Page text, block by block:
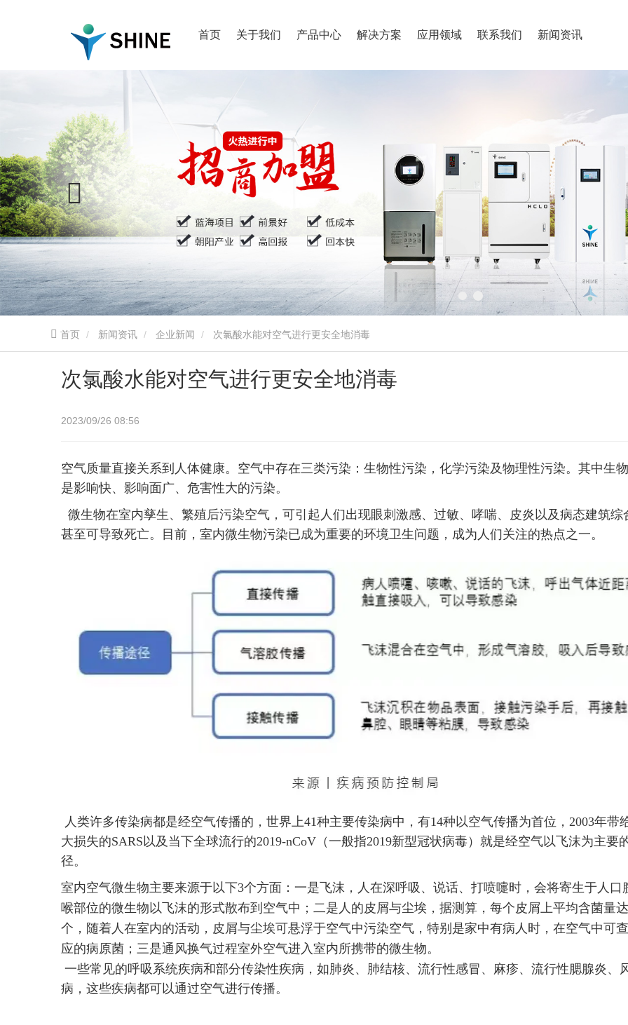
首页 关于我们 产品中心 解决方案 应用领域 联系我们 新闻资讯
首页 新闻资讯 企业新闻 次氯酸水能对空气进行更安全地消毒
次氯酸水能对空气进行更安全地消毒
2023/09/26 08:56
空气质量直接关系到人体健康。空气中存在三类污染：生物性污染，化学污染及物理性污染。其中生
是影响快、影响面广、危害性大的污染。
微生物在室内孳生、繁殖后污染空气，可引起人们出现眼刺激感、过敏、哮喘、皮炎以及病态建筑综
甚至可导致死亡。目前，室内微生物污染已成为重要的环境卫生问题，成为人们关注的热点之一。
人类许多传染病都是经空气传播的，世界上41种主要传染病中，有14种以空气传播为首位，2003年带
大损失的SARS以及当下全球流行的2019-nCoV（一般指2019新型冠状病毒）就是经空气以飞沫为主要
径。
室内空气微生物主要来源于以下3个方面：一是飞沫，人在深呼吸、说话、打喷嚏时，会将寄生于人口
喉部位的微生物以飞沫的形式散布到空气中；二是人的皮屑与尘埃，据测算，每个皮屑上平均含菌量
个，随着人在室内的活动，皮屑与尘埃可悬浮于空气中污染空气，特别是家中有病人时，在空气中可
应的病原菌；三是通风换气过程室外空气进入室内所携带的微生物。
一些常见的呼吸系统疾病和部分传染性疾病，如肺炎、肺结核、流行性感冒、麻疹、流行性腮腺炎、
病，这些疾病都可以通过空气进行传播。